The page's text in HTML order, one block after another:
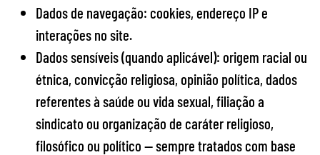
Dados de navegação: cookies, endereço IP e
interações no site.
Dados sensíveis (quando aplicável): origem racial ou
étnica, convicção religiosa, opinião política, dados
referentes à saúde ou vida sexual, filiação a
sindicato ou organização de caráter religioso,
filosófico ou político — sempre tratados com base